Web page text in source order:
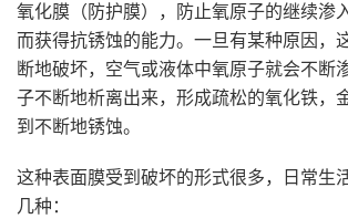
氧化膜（防护膜），防止氧原子的继续渗
而获得抗锈蚀的能力。一旦有某种原因，
断地破坏，空气或液体中氧原子就会不断
子不断地析离出来，形成疏松的氧化铁，
到不断地锈蚀。
这种表面膜受到破坏的形式很多，日常生
几种：